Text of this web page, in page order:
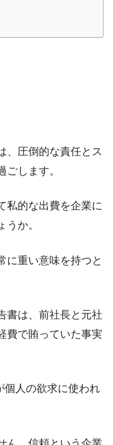
、圧倒的な責任とス
ごします。
私的な出費を企業に
か。
に重い意味を持つと
書は、前社長と元社
費で賄っていた事実
個人の欲求に使われ